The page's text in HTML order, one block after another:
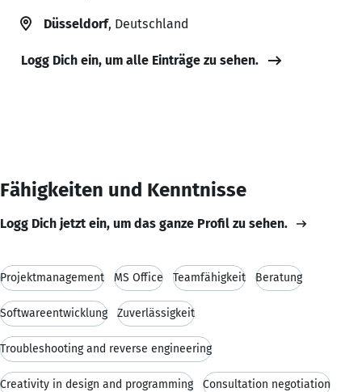
Düsseldorf, Deutschland
Logg Dich ein, um alle Einträge zu sehen.
Fähigkeiten und Kenntnisse
Logg Dich jetzt ein, um das ganze Profil zu sehen.
Projektmanagement MS Office Teamfähigkeit Beratung
Softwareentwicklung Zuverlässigkeit
Troubleshooting and reverse engineering
Creativity in design and programming Consultation negotiation